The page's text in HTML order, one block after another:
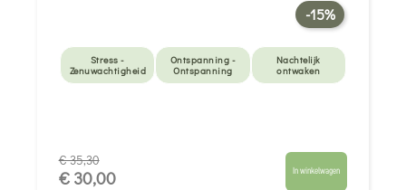
-15%
Stress -
Zenuwachtigheid
Ontspanning -
Ontspanning
Nachtelijk
ontwaken
€ 35,30
€ 30,00 In winkelwagen